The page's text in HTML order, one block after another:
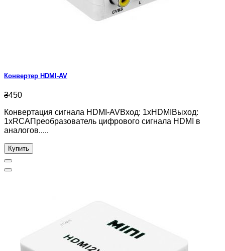
Конвертер HDMI-AV
₴450
Конвертация сигнала HDMI-AVВход: 1хHDMIВыход:
1хRCAПреобразователь цифрового сигнала HDMI в
аналогов.....
Купить